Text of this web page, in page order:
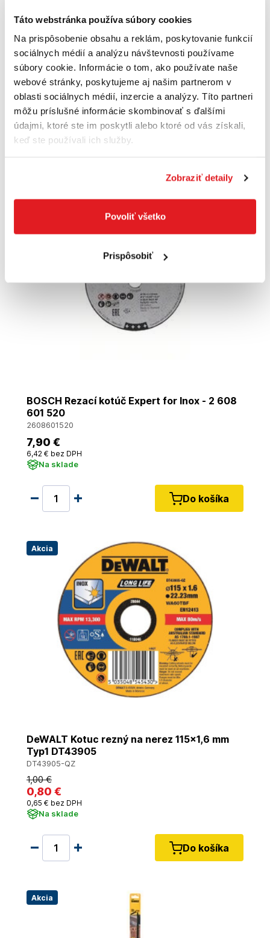
Táto webstránka používa súbory cookies
Na prispôsobenie obsahu a reklám, poskytovanie funkcií
sociálnych médií a analýzu návštevnosti používame
súbory cookie. Informácie o tom, ako používate naše
webové stránky, poskytujeme aj našim partnerom v
oblasti sociálnych médií, inzercie a analýzy. Títo partneri
môžu príslušné informácie skombinovať s ďalšími
údajmi, ktoré ste im poskytli alebo ktoré od vás získali,
keď ste používali ich služby.
Zobraziť detaily
Povoliť všetko
Prispôsobiť
DeWALT DT43909 Kotúč rezný na nerez
230x1,9 mm Typ1
DT43909-QZ
,60 €
1,80 €
1,46 € bez DPH
Posledné 3 kusy
BOSCH Rezací kotúč Expert for Inox - 2 608
601 520
2608601520
7,90 €
6,42 € bez DPH
Na sklade
Do košíka
Akcia
DeWALT Kotuc rezný na nerez 115x1,6 mm
Typ1 DT43905
DT43905-QZ
1,00 €
0,80 €
0,65 € bez DPH
Na sklade
Do košíka
Akcia